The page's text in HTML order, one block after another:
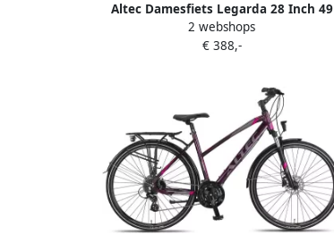
Altec Damesfiets Legarda 28 Inch 49
cm Dames 24V V-Brakes Antraciet
2 webshops
€ 388,-